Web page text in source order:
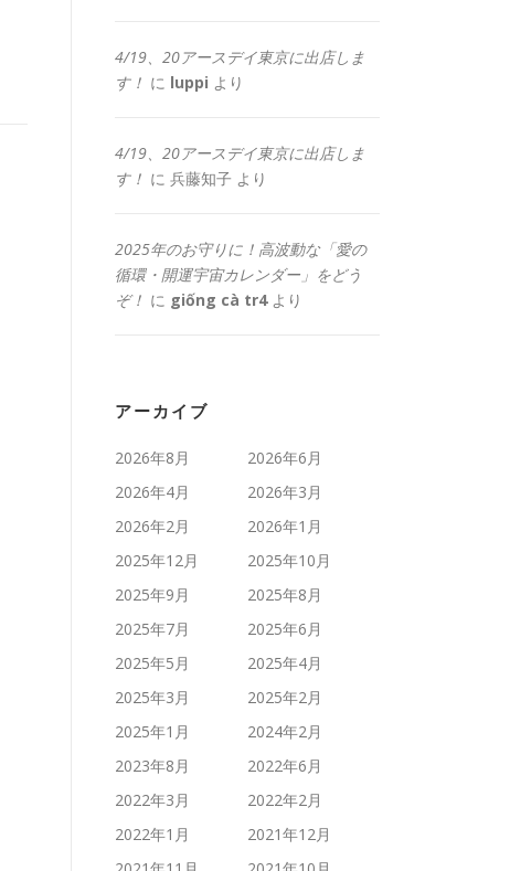
4/19、20アースデイ東京に出店しま
す！ に luppi より
4/19、20アースデイ東京に出店しま
す！ に 兵藤知子 より
2025年のお守りに！高波動な「愛の
循環・開運宇宙カレンダー」をどう
ぞ！ に giống cà tr4より
アーカイブ
2026年8月
2026年6月
2026年4月
2026年3月
2026年2月
2026年1月
2025年12月
2025年10月
2025年9月
2025年8月
2025年7月
2025年6月
2025年5月
2025年4月
2025年3月
2025年2月
2025年1月
2024年2月
2023年8月
2022年6月
2022年3月
2022年2月
2022年1月
2021年12月